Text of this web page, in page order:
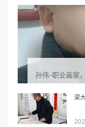
孙伟-职业画家
梁